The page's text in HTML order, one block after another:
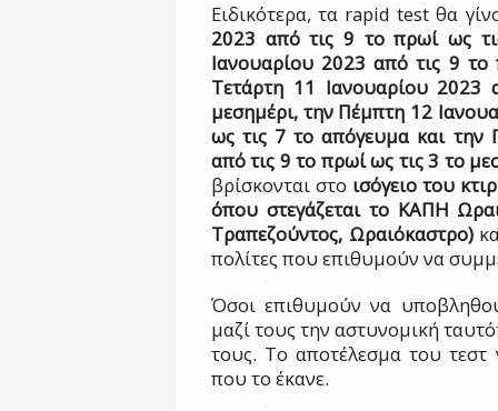
Ειδικότερα, τα rapid test θα
2023 από τις 9 το πρωί ως
Ιανουαρίου 2023 από τις 9
Τετάρτη 11 Ιανουαρίου
μεσημέρι, την Πέμπτη 12
ως τις 7 το απόγευμα και την
από τις 9 το πρωί ως τις 3 το
βρίσκονται στο ισόγειο του
όπου στεγάζεται το ΚΑΠΗ
Τραπεζούντος, Ωραιόκαστρο)
πολίτες που επιθυμούν να
Όσοι επιθυμούν να
μαζί τους την αστυνομική
τους. Το αποτέλεσμα του τεστ
που το έκανε.